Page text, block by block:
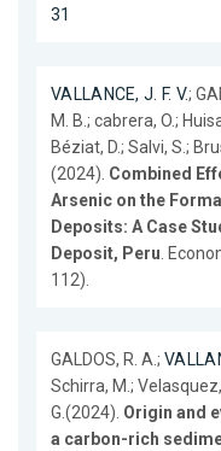
31
VALLANCE, J. F. V.;
M. B.; cabrera, O.;
Béziat, D.; Salvi, S.;
(2024). Combined
Arsenic on the
Deposits: A Case
Deposit, Peru.
112).
GALDOS, R. A.;
Schirra, M.; Velasquez,
G.(2024). Origin and
a carbon-rich